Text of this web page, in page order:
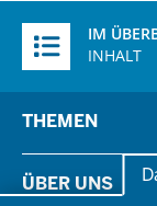
Inhalte
IM
INHALT
in
der
Fußzeile
THEMEN
Gesundheit &
ÜBER UNS